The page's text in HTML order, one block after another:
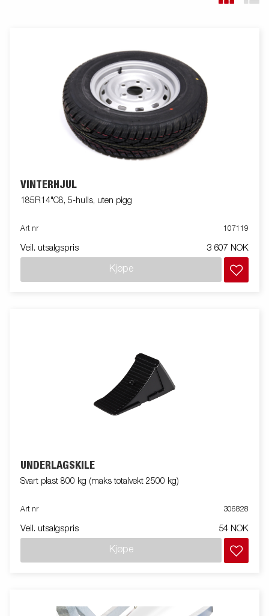
VINTERHJUL
185R14"C8, 5-hulls, uten pigg
Art nr 107119
Veil. utsalgspris 3 607 NOK
Kjøpe
UNDERLAGSKILE
Svart plast 800 kg (maks totalvekt 2500 kg)
Art nr 306828
Veil. utsalgspris 54 NOK
Kjøpe